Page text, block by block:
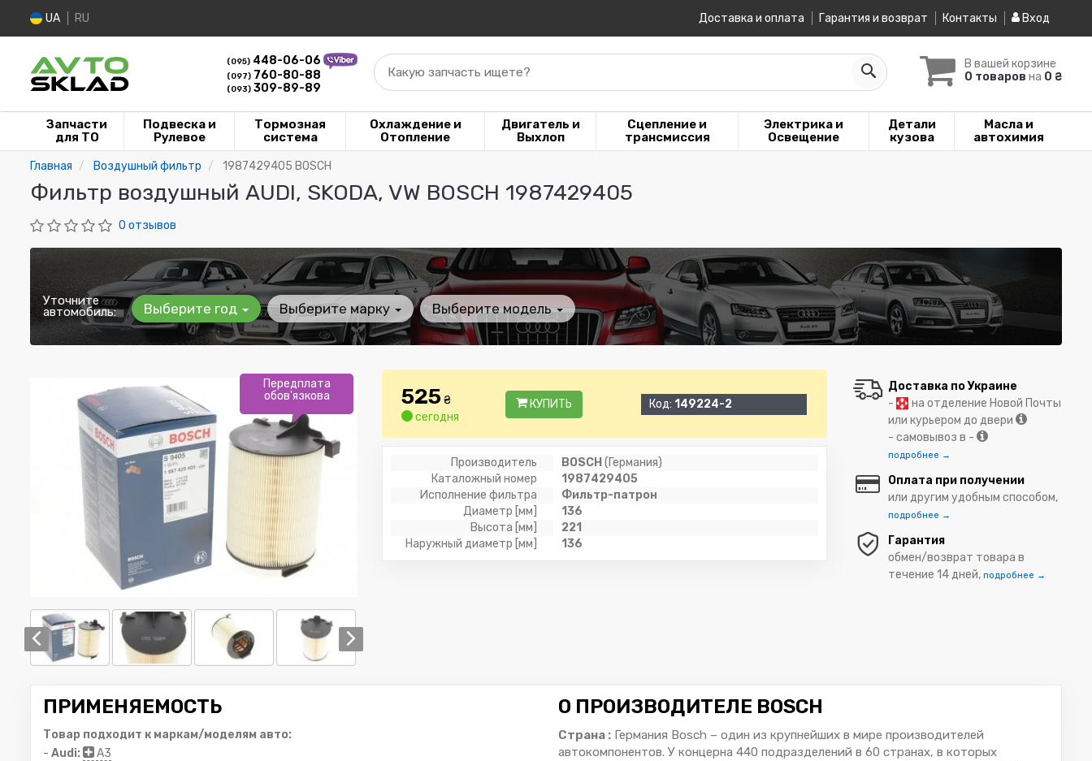
UA RU Доставка и оплата Гарантия и возврат Контакты Вход
(095) 448-06-06
(097) 760-80-88
(093) 309-89-89
В вашей корзине
0 товаров на 0 ₴
Какую запчасть ищете?
Запчасти
для ТО
Подвеска и
Рулевое
Тормозная
система
Охлаждение и
Отопление
Двигатель и
Выхлоп
Сцепление и
трансмиссия
Электрика и
Освещение
Детали
кузова
Масла и
автохимия
Главная Воздушный фильтр 1987429405 BOSCH
Фильтр воздушный AUDI, SKODA, VW BOSCH 1987429405
0 отзывов
Уточните
автомобиль: Выберите год Выберите марку Выберите модель
Передплата
обов'язкова
525₴
сегодня
КУПИТЬ Код: 149224-2
Производитель BOSCH (Германия)
Каталожный номер
1987429405
Исполнение фильтра
Фильтр-патрон
Диаметр [мм]
136
Высота [мм]
221
Наружный диаметр [мм]
136
Доставка по Украине
-
на отделение Новой Почты
или курьером до двери
- самовывоз в -
подробнее →
Оплата при получении
или другим удобным способом,
подробнее →
Гарантия
обмен/возврат товара в
течение 14 дней,подробнее →
ПРИМЕНЯЕМОСТЬ
Товар подходит к маркам/моделям авто:
- Audi:
A3
О ПРОИЗВОДИТЕЛЕ BOSCH
Страна : Германия Bosch – один из крупнейших в мире производителей
автокомпонентов. У концерна 440 подразделений в 60 странах, в которых